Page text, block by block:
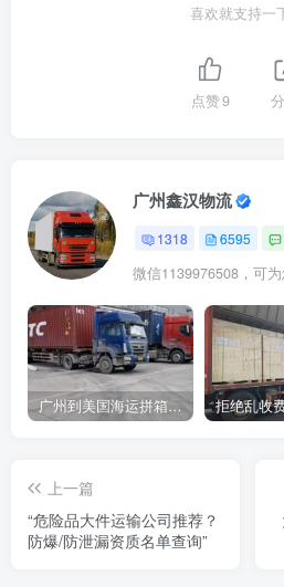
喜欢就支持一
点赞9
广州鑫汉物流
1318 6595
广州到美国海运拼箱多少钱？2024年最新运费构成+隐藏费用避坑指南
上一篇
“危险品大件运输公司推荐？
防爆/防泄漏资质名单查询”